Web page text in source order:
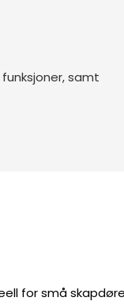
samt
for små